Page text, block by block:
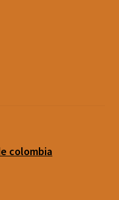
colombia